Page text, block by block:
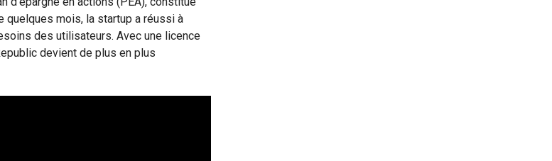
quelques mois, la startup a réussi à
des utilisateurs. Avec une licence
devient de plus en plus